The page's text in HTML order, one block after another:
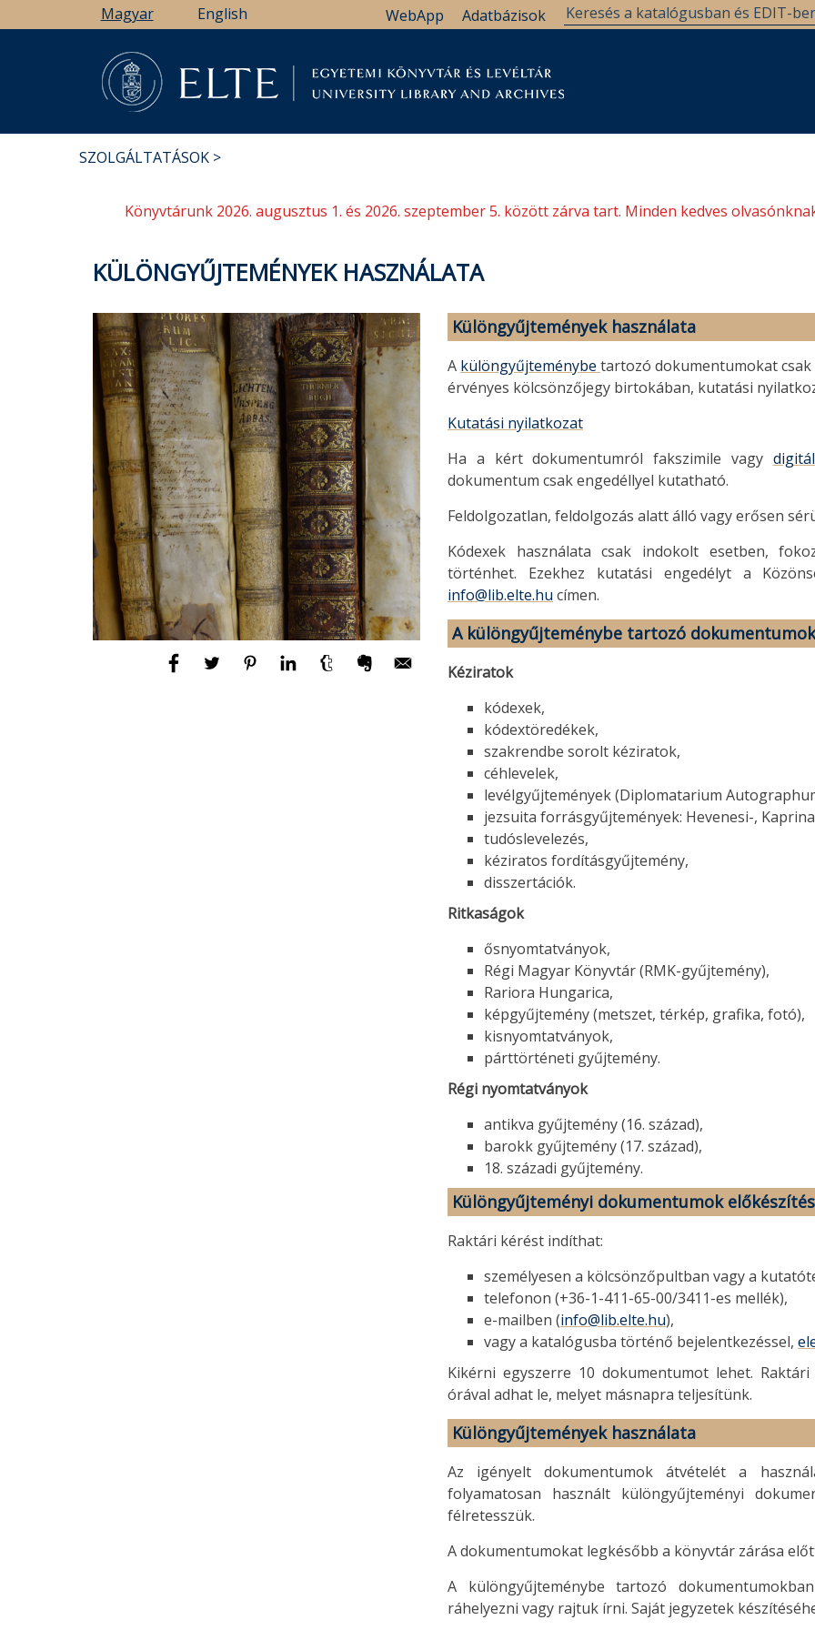
a
Magyar English Adatbázisok
WebApp
SZOLGÁLTATÁSOK
Könyvtárunk 2026. augusztus 1. és 2026. szeptember 5. között zárva tart. Minden kedves
KÜLÖNGYŰJTEMÉNYEK HASZNÁLATA
Különgyűjtemények használata
A különgyűjteménybe tartozó dokumentumokat
érvényes kölcsönzőjegy birtokában, kutatási
Kutatási nyilatkozat
Ha a kért dokumentumról fakszimile vagy
dokumentum csak engedéllyel kutatható.
Feldolgozatlan, feldolgozás alatt álló vagy erősen
Kódexek használata csak indokolt esetben,
történhet. Ezekhez kutatási engedélyt a
info@lib.elte.hu címen.
A különgyűjteménybe tartozó dokumentumok
Kéziratok
kódexek,
kódextöredékek,
szakrendbe sorolt kéziratok,
céhlevelek,
levélgyűjtemények (Diplomatarium
jezsuita forrásgyűjtemények: Hevenesi-,
tudóslevelezés,
kéziratos fordításgyűjtemény,
disszertációk.
Ritkaságok
ősnyomtatványok,
Régi Magyar Könyvtár (RMK-gyűjtemény),
Rariora Hungarica,
képgyűjtemény (metszet, térkép, grafika, fotó),
kisnyomtatványok,
párttörténeti gyűjtemény.
Régi nyomtatványok
antikva gyűjtemény (16. század),
barokk gyűjtemény (17. század),
18. századi gyűjtemény.
Különgyűjteményi dokumentumok
Raktári kérést indíthat:
személyesen a kölcsönzőpultban vagy a
telefonon (+36-1-411-65-00/3411-es mellék),
e-mailben (info@lib.elte.hu),
vagy a katalógusba történő bejelentkezéssel,
Kikérni egyszerre 10 dokumentumot lehet.
órával adhat le, melyet másnapra teljesítünk.
Különgyűjtemények használata
Az igényelt dokumentumok átvételét a
folyamatosan használt különgyűjteményi
félretesszük.
A dokumentumokat legkésőbb a könyvtár zárása
A különgyűjteménybe tartozó
ráhelyezni vagy rajtuk írni. Saját jegyzetek